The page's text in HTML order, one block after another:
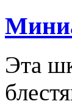
Эта